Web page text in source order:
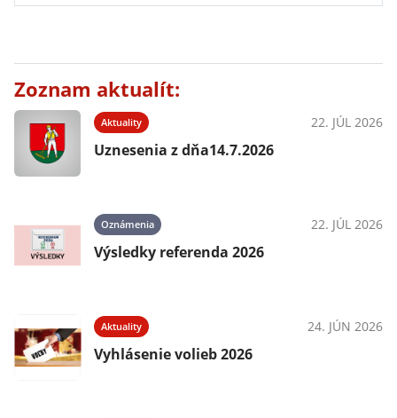
Zoznam aktualít:
Aktuality 22. JÚL 2026
Uznesenia z dňa14.7.2026
Oznámenia 22. JÚL 2026
Výsledky referenda 2026
Aktuality 24. JÚN 2026
Vyhlásenie volieb 2026